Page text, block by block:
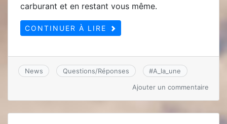
carburant et en restant vous même.
CONTINUER À LIRE
News Questions/Réponses #A_la_une
Ajouter un commentaire